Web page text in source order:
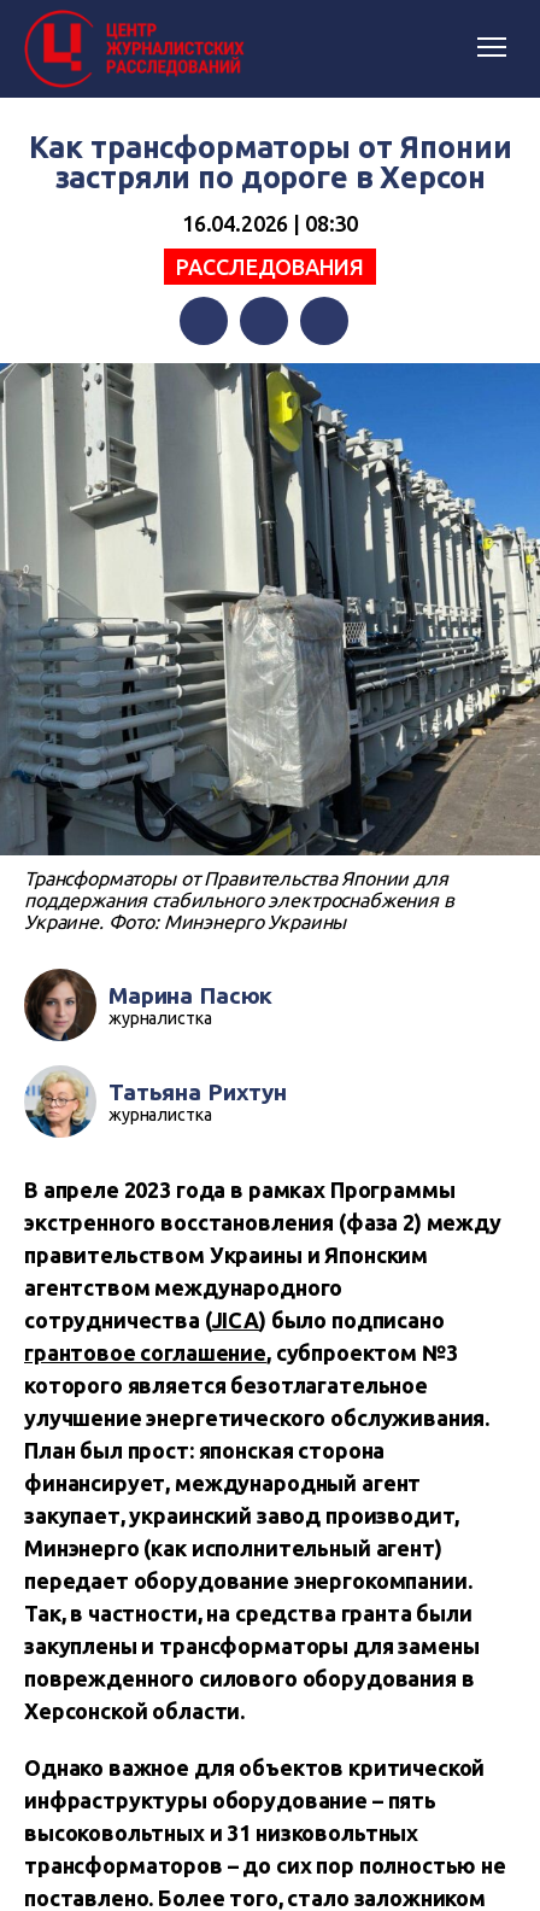
Как трансформаторы от Японии
застряли по дороге в Херсон
16.04.2026 | 08:30
РАССЛЕДОВАНИЯ
FacebookTwitterTelegram
Трансформаторы от Правительства Японии для
поддержания стабильного электроснабжения в
Украине. Фото: Минэнерго Украины
Марина Пасюк
журналистка
Татьяна Рихтун
журналистка
В апреле 2023 года в рамках Программы
экстренного восстановления (фаза 2) между
правительством Украины и Японским
агентством международного
сотрудничества (JICA) было подписано
грантовое соглашение, субпроектом №3
которого является безотлагательное
улучшение энергетического обслуживания.
План был прост: японская сторона
финансирует, международный агент
закупает, украинский завод производит,
Минэнерго (как исполнительный агент)
передает оборудование энергокомпании.
Так, в частности, на средства гранта были
закуплены и трансформаторы для замены
поврежденного силового оборудования в
Херсонской области.
Однако важное для объектов критической
инфраструктуры оборудование – пять
высоковольтных и 31 низковольтных
трансформаторов – до сих пор полностью не
поставлено. Более того, стало заложником